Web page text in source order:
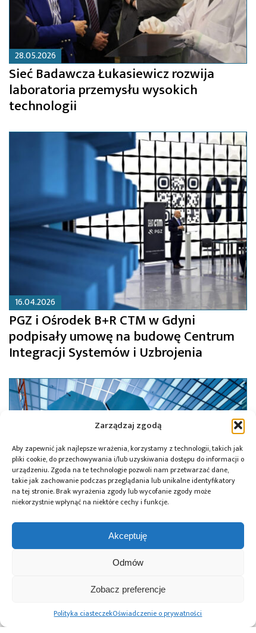
Zarządzaj zgodą
Aby zapewnić jak najlepsze wrażenia, korzystamy z technologii, takich jak
pliki cookie, do przechowywania i/lub uzyskiwania dostępu do informacji o
urządzeniu. Zgoda na te technologie pozwoli nam przetwarzać dane,
takie jak zachowanie podczas przeglądania lub unikalne identyfikatory
na tej stronie. Brak wyrażenia zgody lub wycofanie zgody może
niekorzystnie wpłynąć na niektóre cechy i funkcje.
Akceptuję
Odmów
Zobacz preferencje
Polityka ciasteczekOświadczenie o prywatności
28.05.2026
Sieć Badawcza Łukasiewicz rozwija
laboratoria przemysłu wysokich
technologii
16.04.2026
PGZ i Ośrodek B+R CTM w Gdyni
podpisały umowę na budowę Centrum
Integracji Systemów i Uzbrojenia
16.01.2026
Powstaje Regionalna Sieć Laboratoriów
INNO-NET realizowana przez
Łukasiewicz – PIAP